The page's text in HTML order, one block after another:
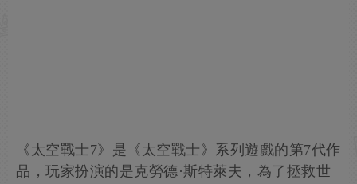
《太空戰士7》是《太空戰士》系列遊戲的第7代作
品，玩家扮演的是克勞德·斯特萊夫，為了拯救世